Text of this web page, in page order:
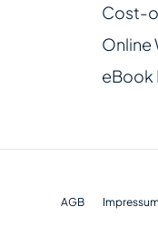
Cost-
Online
eBook
AGB